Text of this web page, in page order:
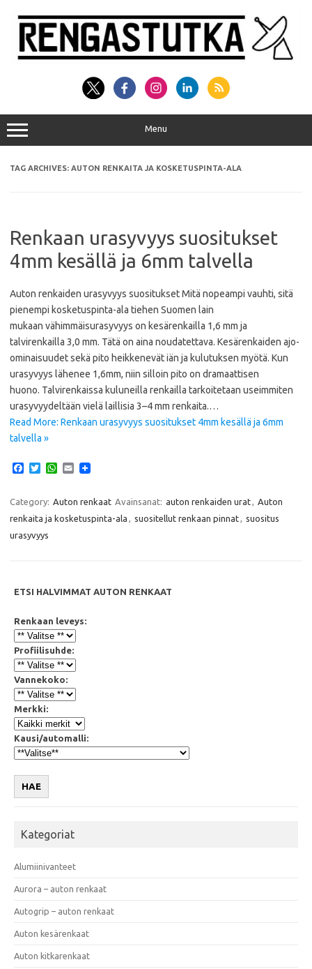
content
Menu
TAG ARCHIVES: AUTON RENKAITA JA KOSKETUSPINTA-ALA
Renkaan urasyvyys suositukset
4mm kesällä ja 6mm talvella
Auton renkaiden urasyvyys suositukset Mitä nopeampi vauhti, sitä
pienempi kosketuspinta-ala tiehen Suomen lain
mukaan vähimmäisurasyvyys on kesärenkailla 1,6 mm ja
talvirenkailla 3,0 mm. Tätä on aina noudatettava. Kesärenkaiden ajo-
ominaisuudet sekä pito heikkenevät iän ja kulutuksen myötä. Kun
urasyvyys lähenee 1,6mm, niin silloin pito on dramaattisen
huono. Talvirenkaissa kuluneilla renkailla tarkoitetaan useimmiten
urasyvyydeltään vielä laillisia 3–4 mm renkaita.…
Read More: Renkaan urasyvyys suositukset 4mm kesällä ja 6mm
talvella »
e
b
o
o
T
t
e
r
W
t
A
E
i
Category: Auton renkaat Avainsanat: auton renkaiden urat
Auton
renkaita ja kosketuspinta-ala
suositellut renkaan pinnat
suositus
urasyvyys
ETSI HALVIMMAT AUTON RENKAAT
Renkaan leveys:
Profiilisuhde:
Vannekoko:
Merkki:
Kausi/automalli:
HAE
Kategoriat
Alumiinivanteet
Aurora – auton renkaat
Autogrip – auton renkaat
Auton kesärenkaat
Auton kitkarenkaat